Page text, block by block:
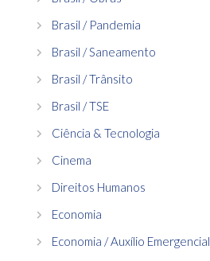
Brasil / Pandemia
Brasil / Saneamento
Brasil / Trânsito
Brasil / TSE
Ciência & Tecnologia
Cinema
Direitos Humanos
Economia
Economia / Auxílio Emergencial